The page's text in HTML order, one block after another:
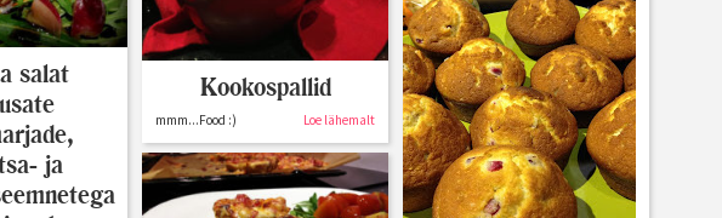
salat
ja
Kookospallid
mmm...Food :) Loe lähemalt